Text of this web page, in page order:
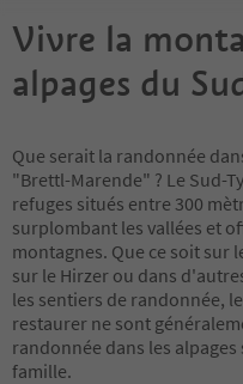
Vivre la
alpages du
Que serait la randonnée
"Brettl-Marende" ? Le Sud-
refuges situés entre 300
surplombant les vallées et
montagnes. Que ce soit sur
sur le Hirzer ou dans
les sentiers de randonnée,
restaurer ne sont
randonnée dans les
famille.